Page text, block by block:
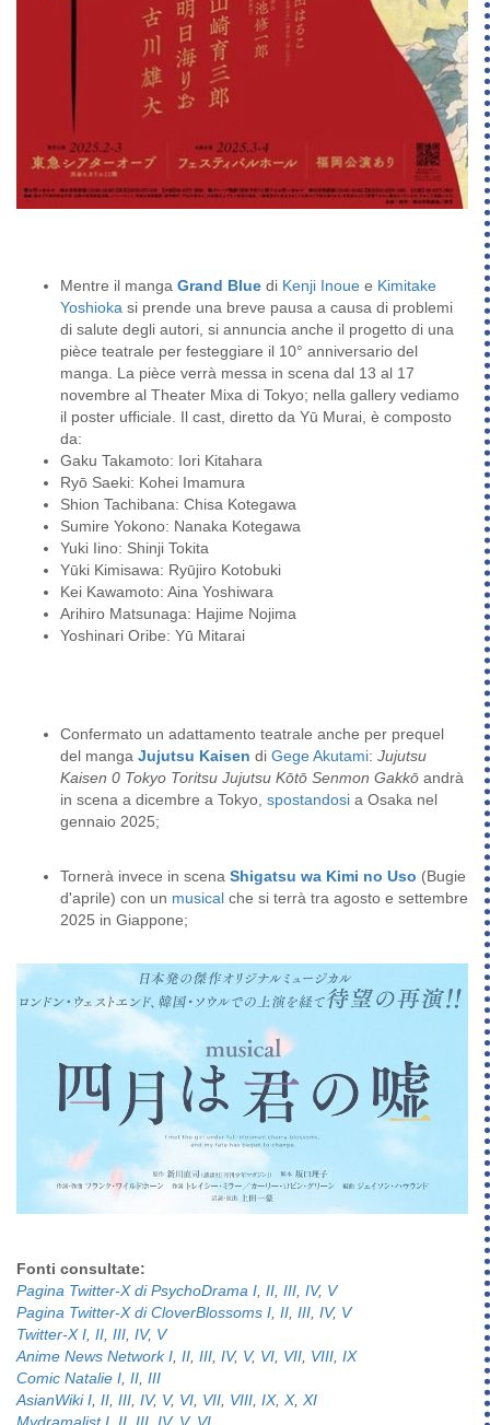
Mentre il manga Grand Blue di Kenji Inoue e Kimitake
Yoshioka si prende una breve pausa a causa di problemi
di salute degli autori, si annuncia anche il progetto di una
pièce teatrale per festeggiare il 10° anniversario del
manga. La pièce verrà messa in scena dal 13 al 17
novembre al Theater Mixa di Tokyo; nella gallery vediamo
il poster ufficiale. Il cast, diretto da Yū Murai, è composto
da:
Gaku Takamoto: Iori Kitahara
Ryō Saeki: Kohei Imamura
Shion Tachibana: Chisa Kotegawa
Sumire Yokono: Nanaka Kotegawa
Yuki Iino: Shinji Tokita
Yūki Kimisawa: Ryūjiro Kotobuki
Kei Kawamoto: Aina Yoshiwara
Arihiro Matsunaga: Hajime Nojima
Yoshinari Oribe: Yū Mitarai
Confermato un adattamento teatrale anche per prequel
del manga Jujutsu Kaisen di Gege Akutami: Jujutsu
Kaisen 0 Tokyo Toritsu Jujutsu Kōtō Senmon Gakkō andrà
in scena a dicembre a Tokyo, spostandosi a Osaka nel
gennaio 2025;
Tornerà invece in scena Shigatsu wa Kimi no Uso (Bugie
d'aprile) con un musical che si terrà tra agosto e settembre
2025 in Giappone;
Fonti consultate:
Pagina Twitter-X di PsychoDrama I, II, III, IV, V
Pagina Twitter-X di CloverBlossoms I, II, III, IV, V
Twitter-X I, II, III, IV, V
Anime News Network I, II, III, IV, V, VI, VII, VIII, IX
Comic Natalie I, II, III
AsianWiki I, II, III, IV, V, VI, VII, VIII, IX, X, XI